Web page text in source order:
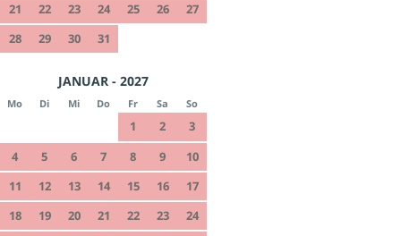
21
22 23 24 25 26
27
28
29 30 31
JANUAR - 2027
Mo Di Mi Do Fr Sa So
1 2
3
4
5 6 7 8 9
10
11
12 13 14 15 16
17
18
19 20 21 22 23
24